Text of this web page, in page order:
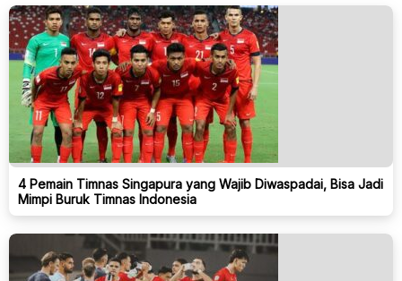
4 Pemain Timnas Singapura yang Wajib Diwaspadai, Bisa Jadi
Mimpi Buruk Timnas Indonesia